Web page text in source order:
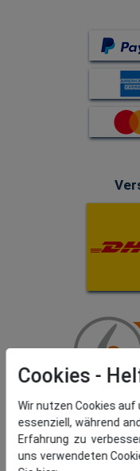
Cookies
Wir nutzen Cookies auf
essenziell, während
Erfahrung zu
uns verwendeten